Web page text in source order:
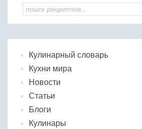
Кулинарный словарь
Кухни мира
Новости
Статьи
Блоги
Кулинары